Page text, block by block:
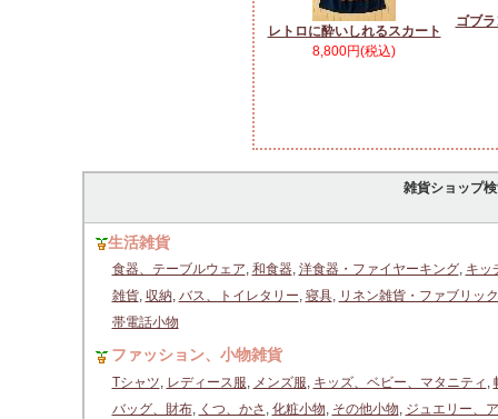
レトロに酔いしれるスカート
8,800円(税込)
ゴブ
雑貨ショップ
生活雑貨
食器、テーブルウェア, 和食器, 洋食器・ファイヤーキング, キッ
雑貨, 収納, バス、トイレタリー, 寝具, リネン雑貨・ファブリック
帯電話小物
ファッション、小物雑貨
Tシャツ, レディース服, メンズ服, キッズ、ベビー、マタニティ ,
バッグ、財布, くつ、かさ , 化粧小物, その他小物, ジュエリー、